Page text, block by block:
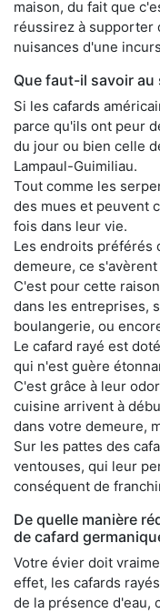
maison, du fait que
réussirez à supporter
nuisances d'une
Que faut-il savoir au
Si les cafards
parce qu'ils ont peur
du jour ou bien celle
Lampaul-Guimiliau.
Tout comme les
des mues et peuvent
fois dans leur vie.
Les endroits préférés
demeure, ce
C'est pour cette
dans les entreprises,
boulangerie, ou
Le cafard rayé est
qui n'est guère
C'est grâce à leur
cuisine arrivent à
dans votre demeure,
Sur les pattes des
ventouses, qui leur
conséquent de
De quelle manière
de cafard
Votre évier doit
effet, les cafards
de la présence d'eau,